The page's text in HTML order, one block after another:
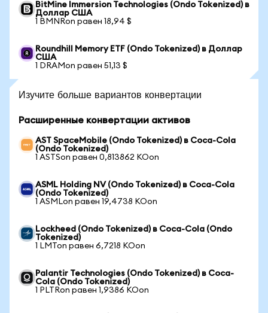
BitMine Immersion Technologies (Ondo Tokenized) в
Доллар США
1 BMNRon равен 18,94 $
Roundhill Memory ETF (Ondo Tokenized) в Доллар
США
1 DRAMon равен 51,13 $
Изучите больше вариантов конвертации
Расширенные конвертации активов
AST SpaceMobile (Ondo Tokenized) в Coca-Cola
(Ondo Tokenized)
1 ASTSon равен 0,813862 KOon
ASML Holding NV (Ondo Tokenized) в Coca-Cola
(Ondo Tokenized)
1 ASMLon равен 19,4738 KOon
Lockheed (Ondo Tokenized) в Coca-Cola (Ondo
Tokenized)
1 LMTon равен 6,7218 KOon
Palantir Technologies (Ondo Tokenized) в Coca-
Cola (Ondo Tokenized)
1 PLTRon равен 1,9386 KOon